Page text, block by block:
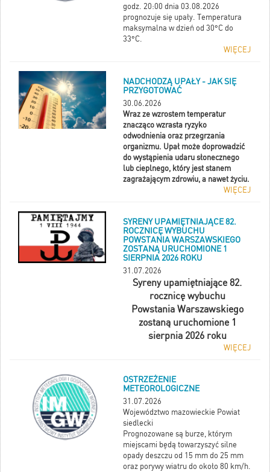
godz. 20:00 dnia 03.08.2026
prognozuje się upały. Temperatura
maksymalna w dzień od 30°C do
33°C.
WIĘCEJ
NADCHODZĄ UPAŁY - JAK SIĘ
PRZYGOTOWAĆ
30.06.2026
Wraz ze wzrostem temperatur
znacząco wzrasta ryzyko
odwodnienia oraz przegrzania
organizmu. Upał może doprowadzić
do wystąpienia udaru słonecznego
lub cieplnego, który jest stanem
zagrażającym zdrowiu, a nawet życiu.
WIĘCEJ
SYRENY UPAMIĘTNIAJĄCE 82.
ROCZNICĘ WYBUCHU
POWSTANIA WARSZAWSKIEGO
ZOSTANĄ URUCHOMIONE 1
SIERPNIA 2026 ROKU
31.07.2026
Syreny upamiętniające 82.
rocznicę wybuchu
Powstania Warszawskiego
zostaną uruchomione 1
sierpnia 2026 roku
WIĘCEJ
OSTRZEŻENIE
METEOROLOGICZNE
31.07.2026
Województwo mazowieckie Powiat
siedlecki
Prognozowane są burze, którym
miejscami będą towarzyszyć silne
opady deszczu od 15 mm do 25 mm
oraz porywy wiatru do około 80 km/h.